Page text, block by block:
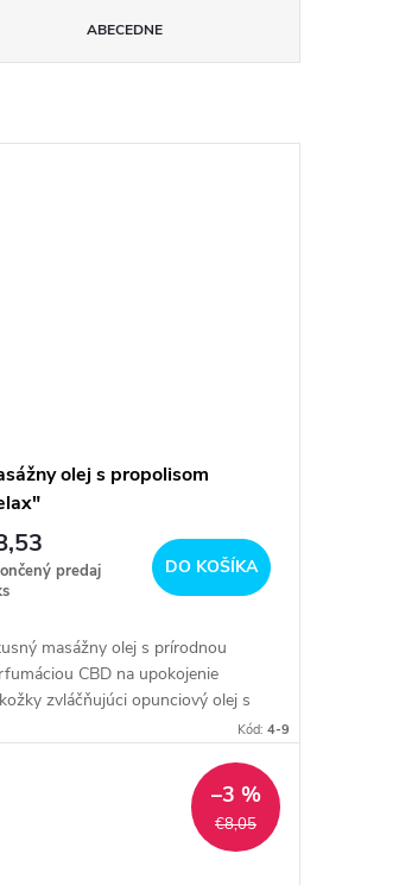
ABECEDNE
olej s propolisom
predaj
DO KOŠÍKA
masážny olej s prírodnou
CBD na upokojenie
zvláčňujúci opunciový olej s
aging efektom hmotnosť 115 gKód: 4-9
€8,05
–3 %